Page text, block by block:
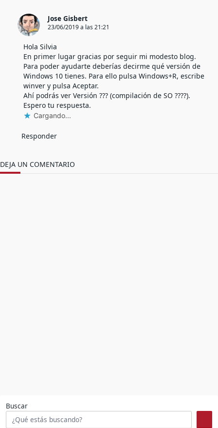
Jose Gisbert
23/06/2019 a las 21:21
Hola Silvia
En primer lugar gracias por seguir mi modesto blog.
Para poder ayudarte deberías decirme qué versión de
Windows 10 tienes. Para ello pulsa Windows+R, escribe
winver y pulsa Aceptar.
Ahí podrás ver Versión ??? (compilación de SO ????).
Espero tu respuesta.
Cargando...
Responder
DEJA UN COMENTARIO
Buscar